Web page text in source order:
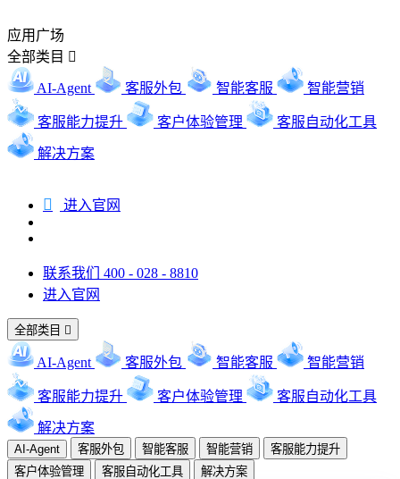
应用广场
全部类目 
AI-Agent 客服外包 智能客服 智能营销
客服能力提升 客户体验管理 客服自动化工具
解决方案
 进入官网
联系我们 400 - 028 - 8810
进入官网
全部类目 
AI-Agent 客服外包 智能客服 智能营销
客服能力提升 客户体验管理 客服自动化工具
解决方案
AI-Agent 客服外包 智能客服 智能营销
客服能力提升
客户体验管理
客服自动化工具 解决方案